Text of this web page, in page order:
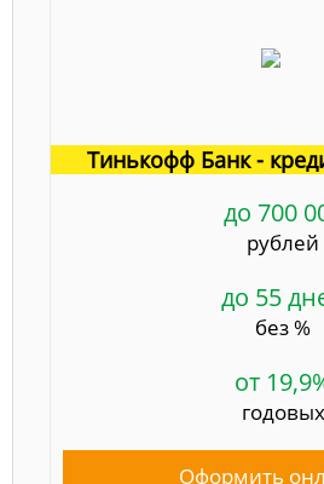
Тинькофф Банк -
до 700
рублей
до 55
без %
от
годовых
Оформить